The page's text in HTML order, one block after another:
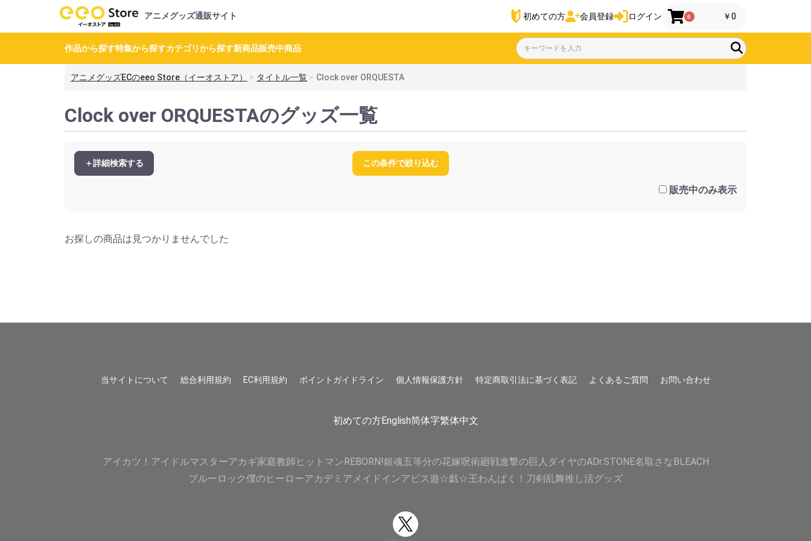
アニメグッズ通販サイト 初めての方 会員登録 ログイン 0 ￥0
作品から探す特集から探すカテゴリから探す新商品販売中商品
アニメグッズECのeeo Store（イーオストア） タイトル一覧 Clock over ORQUESTA
Clock over ORQUESTAのグッズ一覧
＋詳細検索する この条件で絞り込む
販売中のみ表示
お探しの商品は見つかりませんでした
当サイトについて 総合利用規約 EC利用規約 ポイントガイドライン 個人情報保護方針 特定商取引法に基づく表記 よくあるご質問 お問い合わせ
初めての方English简体字繁体中文
アイカツ！ アイドルマスターアカギ家庭教師ヒットマンREBORN!銀魂五等分の花嫁呪術廻戦進撃の巨人 ダイヤのADr.STONE名取さなBLEACH
ブルーロック僕のヒーローアカデミア メイドインアビス遊☆戯☆王わんぱく！刀剣乱舞推し活グッズ